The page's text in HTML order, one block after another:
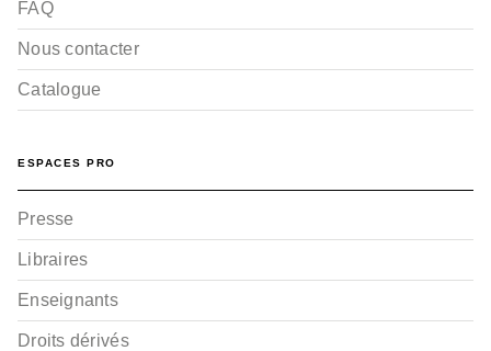
FAQ
Nous contacter
Catalogue
ESPACES PRO
Presse
Libraires
Enseignants
Droits dérivés